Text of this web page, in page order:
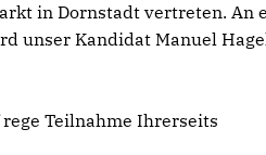
in Dornstadt vertreten. An
unser Kandidat Manuel
Teilnahme Ihrerseits